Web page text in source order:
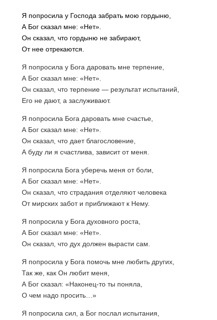
Я попросила у Господа забрать мою гордыню,
А Бог сказал мне: «Нет».
Он сказал, что гордыню не забирают,
От нее отрекаются.
Я попросила у Бога даровать мне терпение,
А Бог сказал мне: «Нет».
Он сказал, что терпение — результат испытаний,
Его не дают, а заслуживают.
Я попросила Бога даровать мне счастье,
А Бог сказал мне: «Нет».
Он сказал, что дает благословение,
А буду ли я счастлива, зависит от меня.
Я попросила Бога уберечь меня от боли,
А Бог сказал мне: «Нет».
Он сказал, что страдания отделяют человека
От мирских забот и приближают к Нему.
Я попросила у Бога духовного роста,
А Бог сказал мне: «Нет».
Он сказал, что дух должен вырасти сам.
Я попросила у Бога помочь мне любить других,
Так же, как Он любит меня,
А Бог сказал: «Наконец-то ты поняла,
О чем надо просить…»
Я попросила сил, а Бог послал испытания,